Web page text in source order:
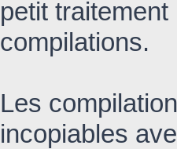
petit
compilations.
Les
incopiables